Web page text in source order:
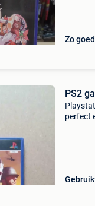
Zo
PS2
perfect